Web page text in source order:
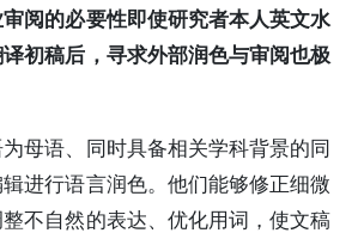
阅的必要性即使研究者本人英文水
初稿后，寻求外部润色与审阅也极
母语、同时具备相关学科背景的同
进行语言润色。他们能够修正细微
不自然的表达、优化用词，使文稿